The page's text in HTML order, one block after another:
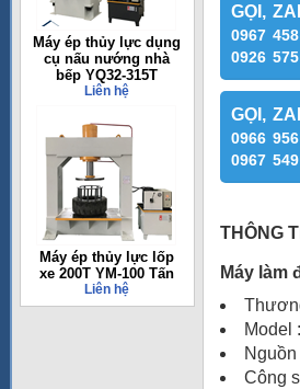
Máy ép thủy lực dụng
cụ nấu nướng nhà
bếp YQ32-315T
Liên hệ
Máy ép thủy lực lốp
xe 200T YM-100 Tấn
Liên hệ
GỌI,
0967
0926
GỌI,
0966
0967
THÔNG
Máy làm
Model
Công